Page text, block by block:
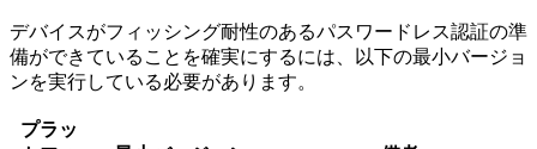
デバイスがフィッシング耐性のあるパスワードレス認証の準
備ができていることを確実にするには、以下の最小バージョ
ンを実行している必要があります。
プラッ